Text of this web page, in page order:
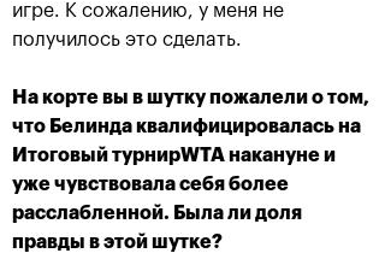
Кремля»
20 октября, 21:00
игре. К сожалению, у меня не
получилось это сделать.
На корте вы в шутку пожалели о том,
что Белинда квалифицировалась на
Итоговый турнирWTA накануне и
уже чувствовала себя более
расслабленной. Была ли доля
правды в этой шутке?